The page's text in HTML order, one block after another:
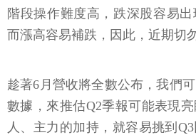
階段操作難度高，跌深股容易
而漲高容易補跌，因此，近期切
趁著6月營收將全數公布，我們
數據，來推估Q2季報可能表現
人、主力的加持，就容易挑到